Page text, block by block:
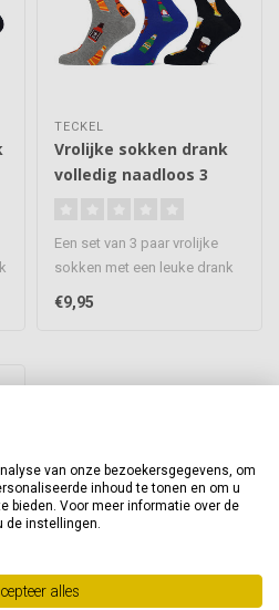
TECKEL
Vrolijke sokken drank
volledig naadloos 3
Een set van 3 paar vrolijke
sokken met een leuke drank
print, de sokken om je ou..
€9,95
van onze bezoekersgegevens, om
inhoud te tonen en om u
bieden. Voor meer informatie over de
de instellingen.
alles